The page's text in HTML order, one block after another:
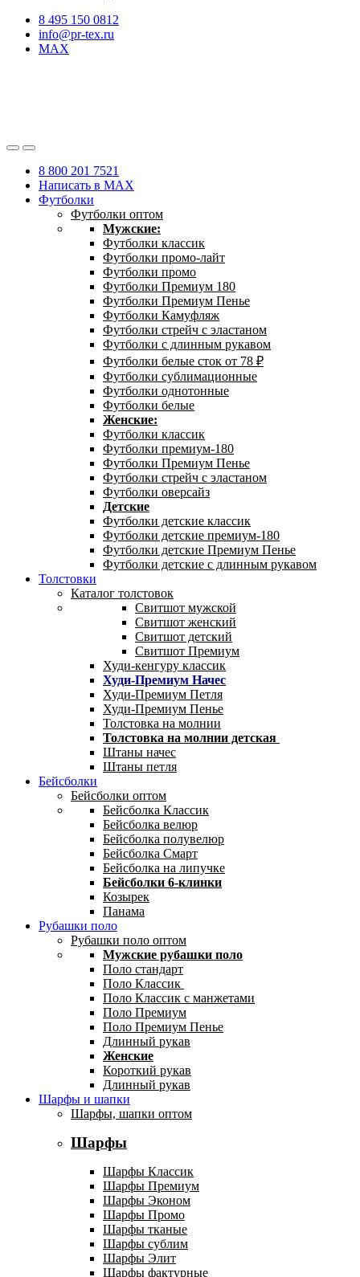
8 495 150 0812
info@pr-tex.ru
MAX
8 800 201 7521
Написать в MAX
Футболки
Футболки оптом
Мужские:
Футболки классик
Футболки промо-лайт
Футболки промо
Футболки Премиум 180
Футболки Премиум Пенье
Футболки Камуфляж
Футболки стрейч с эластаном
Футболки с длинным рукавом
Футболки белые сток от 78 ₽
Футболки сублимационные
Футболки однотонные
Футболки белые
Женские:
Футболки классик
Футболки премиум-180
Футболки Премиум Пенье
Футболки стрейч с эластаном
Футболки оверсайз
Детские
Футболки детские классик
Футболки детские премиум-180
Футболки детские Премиум Пенье
Футболки детские с длинным рукавом
Толстовки
Каталог толстовок
Свитшот мужской
Свитшот женский
Свитшот детский
Свитшот Премиум
Худи-кенгуру классик
Худи-Премиум Начес
Худи-Премиум Петля
Худи-Премиум Пенье
Толстовка на молнии
Толстовка на молнии детская
Штаны начес
Штаны петля
Бейсболки
Бейсболки оптом
Бейсболка Классик
Бейсболка велюр
Бейсболка полувелюр
Бейсболка Смарт
Бейсболка на липучке
Бейсболки 6-клинки
Козырек
Панама
Рубашки поло
Рубашки поло оптом
Мужские рубашки поло
Поло стандарт
Поло Классик
Поло Классик с манжетами
Поло Премиум
Поло Премиум Пенье
Длинный рукав
Женские
Короткий рукав
Длинный рукав
Шарфы и шапки
Шарфы, шапки оптом
Шарфы
Шарфы Классик
Шарфы Премиум
Шарфы Эконом
Шарфы Промо
Шарфы тканые
Шарфы сублим
Шарфы Элит
Шарфы фактурные